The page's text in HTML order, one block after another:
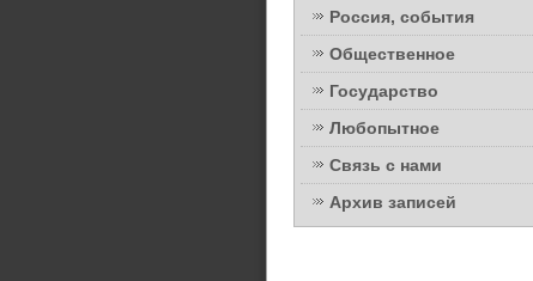
Россия, события
Общественное
Государство
Любопытное
Связь с нами
Архив записей